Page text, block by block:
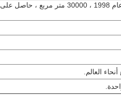
2-نحن المصنع المحترف (بدأ في عام 1998 ، 30000 متر مربع ، حاصل على